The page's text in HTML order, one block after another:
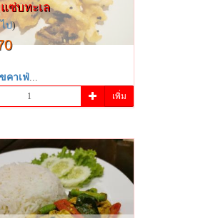
ซ่บทะเล
ป)
คาเฟ่​ ...
เพิ่ม